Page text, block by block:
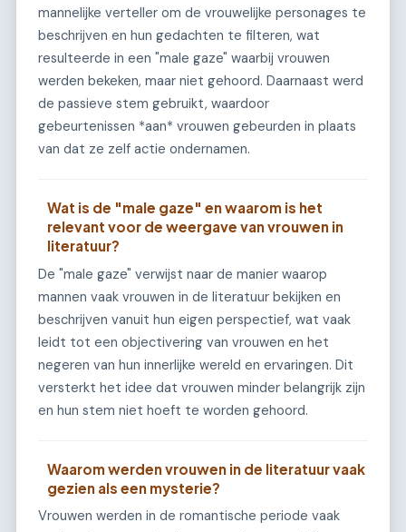
mannelijke verteller om de vrouwelijke personages te
beschrijven en hun gedachten te filteren, wat
resulteerde in een "male gaze" waarbij vrouwen
werden bekeken, maar niet gehoord. Daarnaast werd
de passieve stem gebruikt, waardoor
gebeurtenissen *aan* vrouwen gebeurden in plaats
van dat ze zelf actie ondernamen.
Wat is de "male gaze" en waarom is het
relevant voor de weergave van vrouwen in
literatuur?
De "male gaze" verwijst naar de manier waarop
mannen vaak vrouwen in de literatuur bekijken en
beschrijven vanuit hun eigen perspectief, wat vaak
leidt tot een objectivering van vrouwen en het
negeren van hun innerlijke wereld en ervaringen. Dit
versterkt het idee dat vrouwen minder belangrijk zijn
en hun stem niet hoeft te worden gehoord.
Waarom werden vrouwen in de literatuur vaak
gezien als een mysterie?
Vrouwen werden in de romantische periode vaak